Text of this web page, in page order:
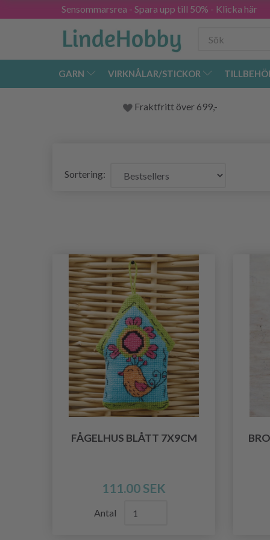
Sensommarsrea - Spara upp till 50% - Klicka här
GARN VIRKNÅLAR/STICKOR
Fraktfritt över 699,-
Sortering:
FÅGELHUS BLÅTT 7X9CM
111.00 SEK
Antal